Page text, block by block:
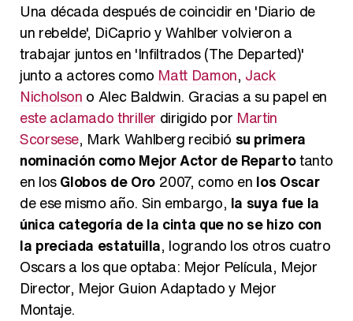
Una década después de coincidir en 'Diario de
un rebelde', DiCaprio y Wahlber volvieron a
trabajar juntos en 'Infiltrados (The Departed)'
junto a actores como Matt Damon, Jack
Nicholson o Alec Baldwin. Gracias a su papel en
este aclamado thriller dirigido por Martin
Scorsese, Mark Wahlberg recibió su primera
nominación como Mejor Actor de Repartotanto
en losGlobos de Oro2007, como en los Oscar
de ese mismo año. Sin embargo, la suya fue la
única categoría de la cinta que no se hizo con
la preciada estatuilla, logrando los otros cuatro
Oscars a los que optaba: Mejor Película, Mejor
Director, Mejor Guion Adaptado y Mejor
Montaje.